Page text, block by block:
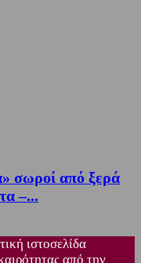
σωροί από ξερά
–...
ιστοσελίδα
από την